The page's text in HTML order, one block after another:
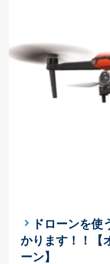
ドローンを
かります！！【
ーン】